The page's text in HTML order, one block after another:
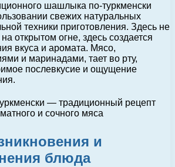
шашлыка по-туркменски
свежих натуральных
техники приготовления. Здесь не
открытом огне, здесь создается
вкуса и аромата. Мясо,
и маринадами, тает во рту,
послевкусие и ощущение
и
блюда